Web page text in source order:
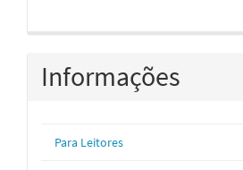
Informações
Para Leitores